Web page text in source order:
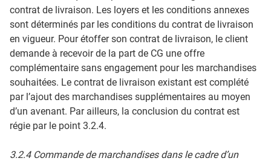
contrat de livraison. Les loyers et les conditions annexes
sont déterminés par les conditions du contrat de livraison
en vigueur. Pour étoffer son contrat de livraison, le client
demande à recevoir de la part de CG une offre
complémentaire sans engagement pour les marchandises
souhaitées. Le contrat de livraison existant est complété
par l’ajout des marchandises supplémentaires au moyen
d’un avenant. Par ailleurs, la conclusion du contrat est
régie par le point 3.2.4.
3.2.4 Commande de marchandises dans le cadre d’un